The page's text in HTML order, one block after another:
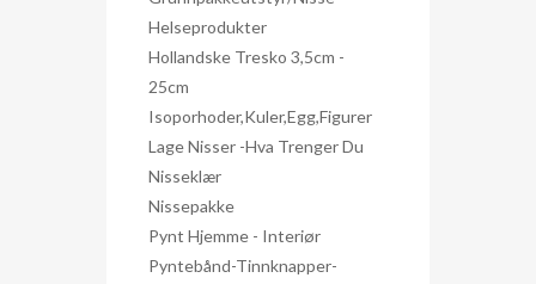
Helseprodukter
Hollandske Tresko 3,5cm -
25cm
Isoporhoder,kuler,egg,figurer
Lage Nisser -hva Trenger Du
Nisseklær
Nissepakke
Pynt Hjemme - Interiør
Pyntebånd-Tinnknapper-